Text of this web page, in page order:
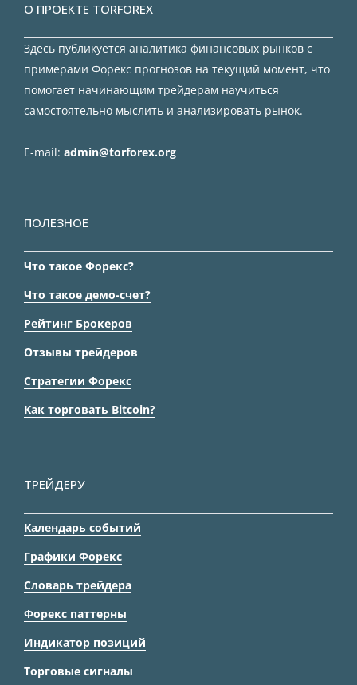
О ПРОЕКТЕ TORFOREX
Здесь публикуется аналитика финансовых рынков с
примерами Форекс прогнозов на текущий момент, что
помогает начинающим трейдерам научиться
самостоятельно мыслить и анализировать рынок.
E-mail: admin@torforex.org
ПОЛЕЗНОЕ
Что такое Форекс?
Что такое демо-счет?
Рейтинг Брокеров
Отзывы трейдеров
Стратегии Форекс
Как торговать Bitcoin?
ТРЕЙДЕРУ
Календарь событий
Графики Форекс
Словарь трейдера
Форекс паттерны
Индикатор позиций
Торговые сигналы